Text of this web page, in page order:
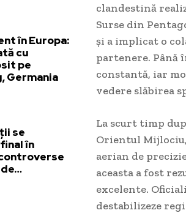
în Europa:
cu
pe
Germania
se
în
clandestină
Surse din
și a implicat o
partenere. Până
constantă, iar
vedere slăbirea
La scurt timp
Orientul
aerian de
aceasta a fost
excelente.
destabilizeze